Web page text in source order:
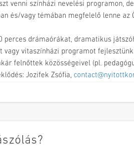
venni színházi nevelési programon,
és/vagy témában megfelelő lenne az
perces drámaórákat, dramatikus
vagy vitaszínházi programot
felnőttek közösségeivel (pl.
Jozifek Zsófia,